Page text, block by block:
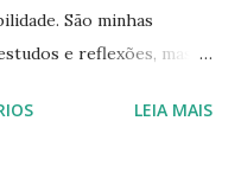
São minhas
e reflexões, mas
forma. Eu vosLEIA MAIS